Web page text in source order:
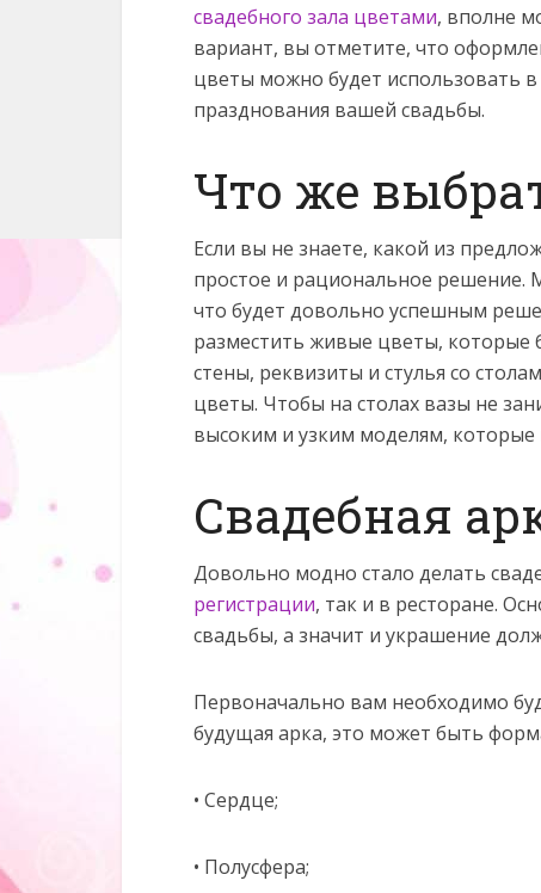
свадебного зала цветами, вполне
вариант, вы отметите, что
цветы можно будет использовать
празднования вашей свадьбы.
Что же
Если вы не знаете, какой из
простое и рациональное решение.
что будет довольно успешным
разместить живые цветы, которые
стены, реквизиты и стулья со
цветы. Чтобы на столах вазы не
высоким и узким моделям,
Свадебная
Довольно модно стало делать
регистрации, так и в ресторане.
свадьбы, а значит и украшение
Первоначально вам необходимо
будущая арка, это может быть
• Сердце;
• Полусфера;